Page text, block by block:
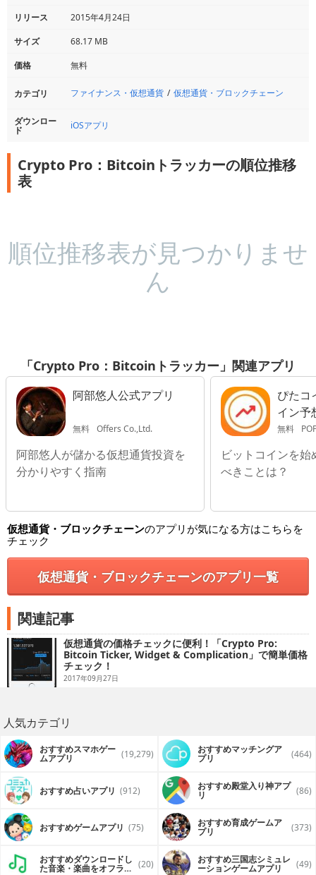
リリース
2015年4月24日
サイズ
68.17 MB
価格
無料
カテゴリ ファイナンス・仮想通貨 仮想通貨・ブロックチェーン
ダウンロー
ド iOSアプリ
Crypto Pro：Bitcoinトラッカーの順位推移
表
順位推移表が見つかりませ
ん
「Crypto Pro：Bitcoinトラッカー」関連アプリ
阿部悠人公式アプリ
無料 Offers Co.,Ltd.
阿部悠人が儲かる仮想通貨投資を
分かりやすく指南
ぴたコ
イン予
チャー
無料
ビットコインを
べきことは？
仮想通貨・ブロックチェーンのアプリが気になる方はこちらを
チェック
仮想通貨・ブロックチェーンのアプリ一覧
関連記事
仮想通貨の価格チェックに便利！「Crypto Pro:
Bitcoin Ticker, Widget & Complication」で簡単価格
チェック！
2017年09月27日
人気カテゴリ
おすすめスマホゲー
ムアプリ (19,279) おすすめマッチングア
プリ (464)
おすすめ占いアプリ (912) おすすめ殿堂入り神アプ
リ (86)
おすすめゲームアプリ (75) おすすめ育成ゲームア
プリ (373)
おすすめダウンロードし
た音楽・楽曲をオフライ (20) おすすめ三国志シミュレ
ーションゲームアプリ (49)